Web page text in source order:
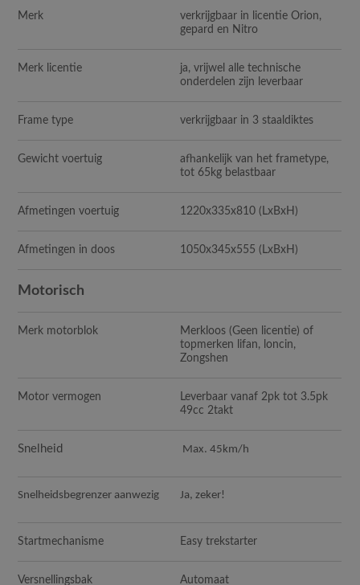
Merk
verkrijgbaar in licentie Orion,
gepard en Nitro
Merk licentie
ja, vrijwel alle technische
onderdelen zijn leverbaar
Frame type verkrijgbaar in 3 staaldiktes
Gewicht voertuig
afhankelijk van het frametype,
tot 65kg belastbaar
Afmetingen voertuig 1220x335x810 (LxBxH)
Afmetingen in doos 1050x345x555 (LxBxH)
Motorisch
Merk motorblok
Merkloos (Geen licentie) of
topmerken lifan, loncin,
Zongshen
Motor vermogen
Leverbaar vanaf 2pk tot 3.5pk
49cc 2takt
Snelheid Max. 45km/h
Snelheidsbegrenzer aanwezig Ja, zeker!
Startmechanisme Easy trekstarter
Versnellingsbak Automaat